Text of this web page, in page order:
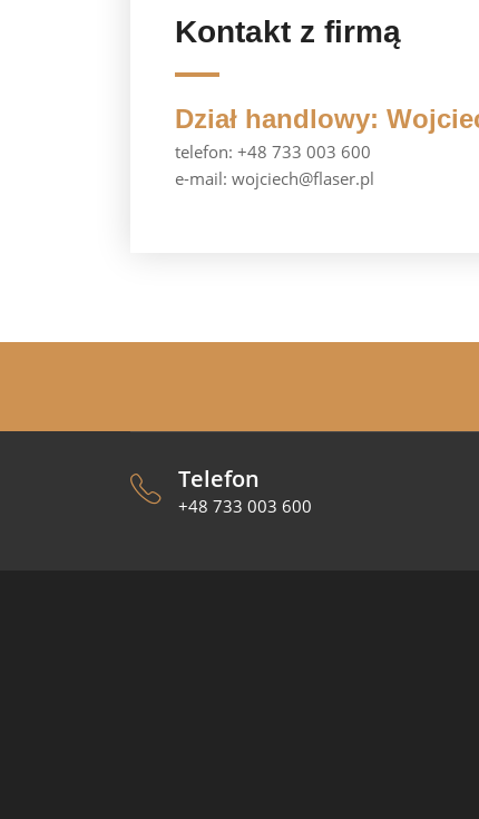
Kontakt z firmą
Dział handlowy:
telefon: +48 733 003 600
e-mail: wojciech@flaser.pl
Telefon
+48 733 003 600